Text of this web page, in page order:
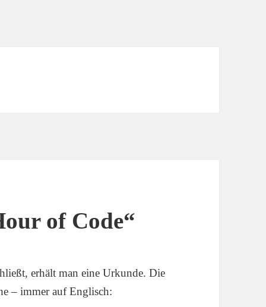
of Code“
erhält man eine Urkunde. Die
– immer auf Englisch: